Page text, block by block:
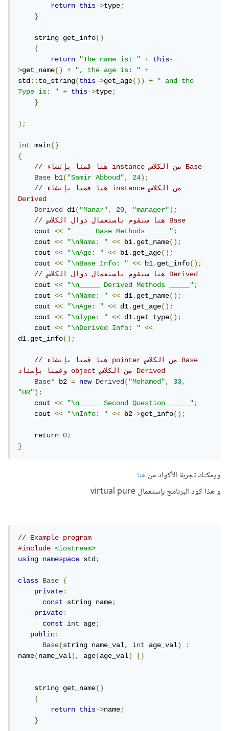
return
this->type;
}
    string get_info
()
{
return
"The name is: " + this-
>get_name() + ", the age is: "
+
std::to_string(this->get_age()) +
" and the
Type is: "
+ this->type;
}
};
int main()
{
// هنا قمنا بإنشاء instance من الكلاس Base
Base b1("Samir Abboud", 24);
// هنا قمنا بإنشاء instance من الكلاس
Derived
Derived d1("Manar", 29, "manager");
// هنا سنقوم باستعمال دوال الكلاس Base
    cout
<< "_____ Base Methods _____";
    cout
<< "\nName: " << b1.get_name();
    cout
<< "\nAge: " << b1.get_age();
    cout
<< "\nBase Info: " << b1.get_info();
// هنا سنقوم باستعمال دوال الكلاس Derived
    cout
<< "\n_____ Derived Methods _____";
    cout
<< "\nName: " << d1.get_name();
    cout
<< "\nAge: " << d1.get_age();
    cout
<< "\nType: " << d1.get_type();
    cout
<< "\nDerived Info: "
<<
d1.get_info();
// هنا قمنا بإنشاء pointer من الكلاس Base
وقمنا بإسناد object من الكلاس Derived
Base* b2 = new Derived("Mohamed", 33,
"HR");
    cout
<< "\n_____ Second Question _____";
    cout
<< "\nInfo: " << b2->get_info();
return 0;
}
ويمكنك تجربة الأكواد منهنا
و هذا كود البرنامج بإستعمال virtual pure
// Example program
#include
<iostream>
using
namespace std;
class Base
{
private:
const
string name;
private:
const
int age;
public:
Base(string name_val, int age_val)
:
name(name_val), age(age_val) {}
    string get_name
()
{
return
this->name;
}